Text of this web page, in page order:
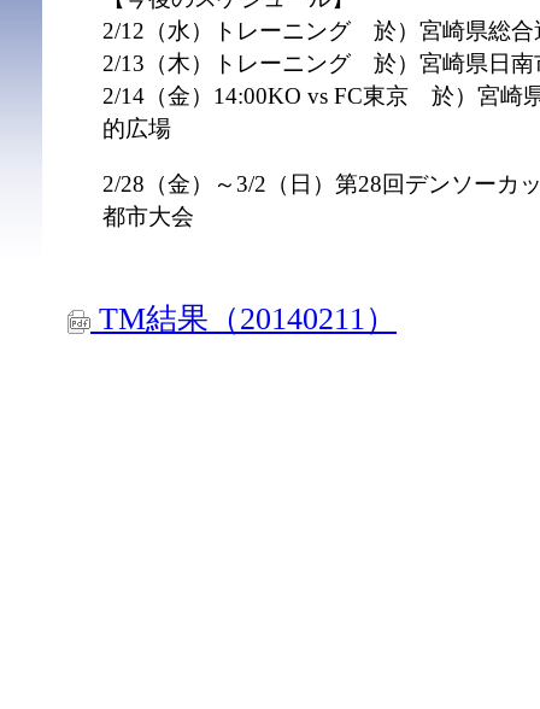
2/12（水）トレーニング 於）宮崎県総合
2/13（木）トレーニング 於）宮崎県日南
2/14（金）14:00KO vs FC東京 於）宮崎
的広場
2/28（金）～3/2（日）第28回デンソーカ
都市大会
TM結果（20140211）